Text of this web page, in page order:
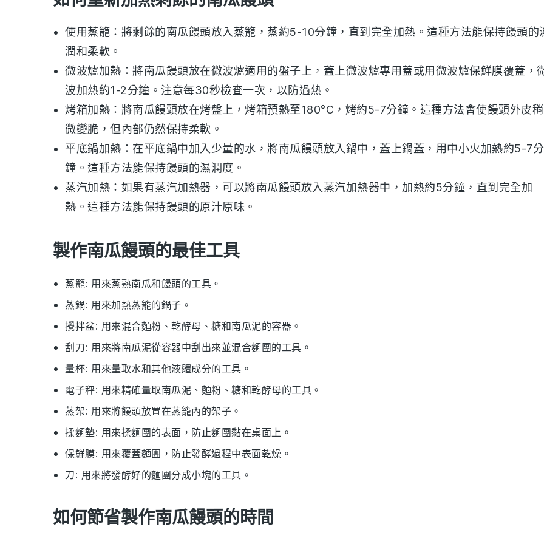
使用蒸籠：將剩餘的南瓜饅頭放入蒸籠，蒸約5-10分鐘，直到完全加熱。這種方法能保持饅頭的
潤和柔軟。
微波爐加熱：將南瓜饅頭放在微波爐適用的盤子上，蓋上微波爐專用蓋或用微波爐保鮮膜覆蓋，
波加熱約1-2分鐘。注意每30秒檢查一次，以防過熱。
烤箱加熱：將南瓜饅頭放在烤盤上，烤箱預熱至180°C，烤約5-7分鐘。這種方法會使饅頭外皮稍
微變脆，但內部仍然保持柔軟。
平底鍋加熱：在平底鍋中加入少量的水，將南瓜饅頭放入鍋中，蓋上鍋蓋，用中小火加熱約5-7分
鐘。這種方法能保持饅頭的濕潤度。
蒸汽加熱：如果有蒸汽加熱器，可以將南瓜饅頭放入蒸汽加熱器中，加熱約5分鐘，直到完全加
熱。這種方法能保持饅頭的原汁原味。
製作南瓜饅頭的最佳工具
蒸籠: 用來蒸熟南瓜和饅頭的工具。
蒸鍋: 用來加熱蒸籠的鍋子。
攪拌盆: 用來混合麵粉、乾酵母、糖和南瓜泥的容器。
刮刀: 用來將南瓜泥從容器中刮出來並混合麵團的工具。
量杯: 用來量取水和其他液體成分的工具。
電子秤: 用來精確量取南瓜泥、麵粉、糖和乾酵母的工具。
蒸架: 用來將饅頭放置在蒸籠內的架子。
揉麵墊: 用來揉麵團的表面，防止麵團黏在桌面上。
保鮮膜: 用來覆蓋麵團，防止發酵過程中表面乾燥。
刀: 用來將發酵好的麵團分成小塊的工具。
如何節省製作南瓜饅頭的時間